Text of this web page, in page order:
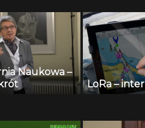
Naukowa –
LoRa –